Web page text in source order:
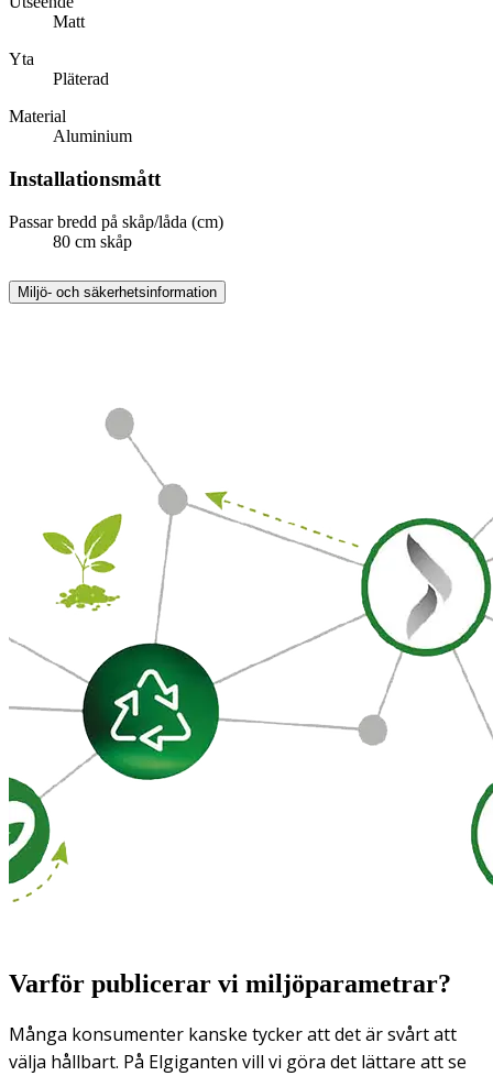
Matt
Yta
Pläterad
Material
Aluminium
Installationsmått
Passar bredd på skåp/låda (cm)
80 cm skåp
Miljö- och säkerhetsinformation
Varför publicerar vi miljöparametrar?
Många konsumenter kanske tycker att det är svårt att
välja hållbart. På Elgiganten vill vi göra det lättare att se